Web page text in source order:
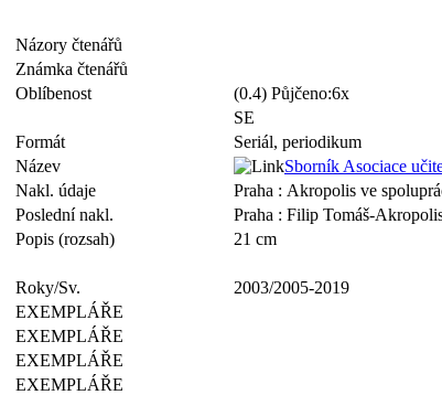
Názory čtenářů
Známka čtenářů
Oblíbenost
(0.4) Půjčeno:6x
SE
Formát
Seriál, periodikum
Název
Sborník Asociace
Nakl. údaje
Praha : Akropolis ve
Poslední nakl.
Praha : Filip Tomáš-
Popis (rozsah)
21 cm
Roky/Sv.
2003/2005-2019
EXEMPLÁŘE
EXEMPLÁŘE
EXEMPLÁŘE
EXEMPLÁŘE